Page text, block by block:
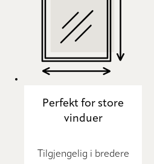
Perfekt for store
vinduer
Tilgjengelig i bredere